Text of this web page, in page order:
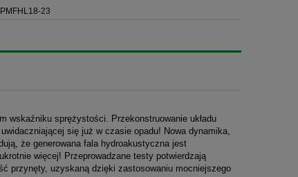
PMFHL18-23
wskaźniku sprężystości. Przekonstruowanie układu
się już w czasie opadu! Nowa dynamika,
że generowana fala hydroakustyczna jest
więcej! Przeprowadzane testy potwierdzają
przynęty, uzyskaną dzięki zastosowaniu mocniejszego